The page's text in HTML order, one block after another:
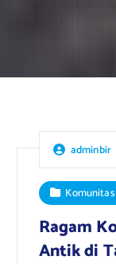
adminbir
Ragam
Antik di